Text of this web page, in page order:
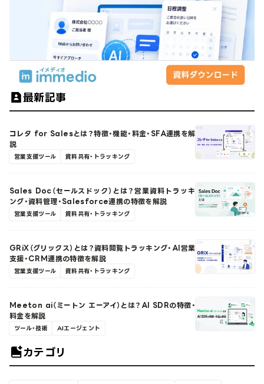
最新記事
コレタ for Salesとは？特徴・機能・料金・SFA連携を解
説
営業支援ツール 資料共有・トラッキング
Sales Doc（セールスドック）とは？営業資料トラッキ
ング・資料管理・Salesforce連携の特徴を解説
営業支援ツール 資料共有・トラッキング
GRiX（グリックス）とは？資料閲覧トラッキング・AI営業
支援・CRM連携の特徴を解説
営業支援ツール 資料共有・トラッキング
Meeton ai（ミートン エーアイ）とは？AI SDRの特徴・
料金を解説
ツール・技術 AIエージェント
カテゴリ